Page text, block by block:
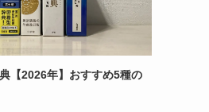
【2026年】おすすめ5種の